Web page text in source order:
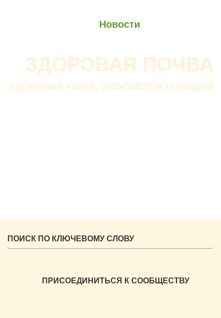
Новости
ЗДОРОВАЯ ПОЧВА
ЗДОРОВЬЕ ПОЧВ, ЭКОСИСТЕМ И ЛЮДЕЙ
ПРИСОЕДИНИТЬСЯ К СООБЩЕСТВУ